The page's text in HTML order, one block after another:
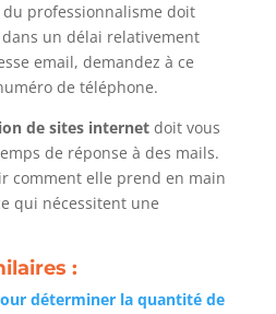
professionnalisme doit
un délai relativement
email, demandez à ce
de téléphone.
de sites internetdoit vous
de réponse à des mails.
comment elle prend en main
qui nécessitent une
:
déterminer la quantité de